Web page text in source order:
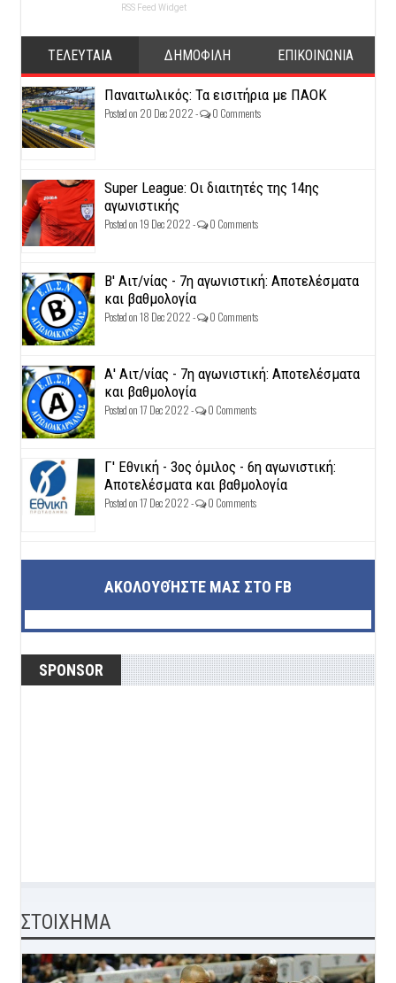
RSS Feed Widget
ΤΕΛΕΥΤΑΙΑ ΔΗΜΟΦΙΛΗ ΕΠΙΚΟΙΝΩΝΙΑ
Παναιτωλικός: Τα εισιτήρια με ΠΑΟΚ
Posted on 20 Dec 2022 - 0 Comments
Super League: Οι διαιτητές της 14ης
αγωνιστικής
Posted on 19 Dec 2022 - 0 Comments
Β' Αιτ/νίας - 7η αγωνιστική: Αποτελέσματα
και βαθμολογία
Posted on 18 Dec 2022 - 0 Comments
Α' Αιτ/νίας - 7η αγωνιστική: Αποτελέσματα
και βαθμολογία
Posted on 17 Dec 2022 - 0 Comments
Γ' Εθνική - 3ος όμιλος - 6η αγωνιστική:
Αποτελέσματα και βαθμολογία
Posted on 17 Dec 2022 - 0 Comments
ΑΚΟΛΟΥΘΉΣΤΕ ΜΑΣ ΣΤΟ FB
SPONSOR
ΣΤΟΙΧΗΜΑ